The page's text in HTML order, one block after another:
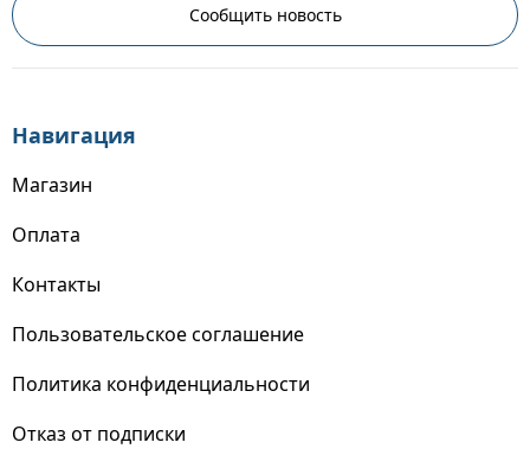
Сообщить новость
Навигация
Магазин
Оплата
Контакты
Пользовательское соглашение
Политика конфиденциальности
Отказ от подписки